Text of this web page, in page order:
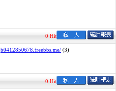
0 Hit
b0412850678.freebbs.me/ (3)
0 Hit